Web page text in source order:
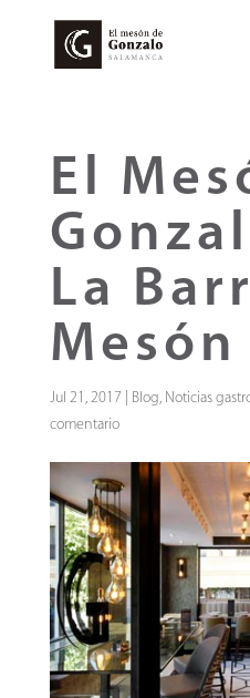
El
La
Mesón
Jul 21, 2017 Blog, Noticias
comentario